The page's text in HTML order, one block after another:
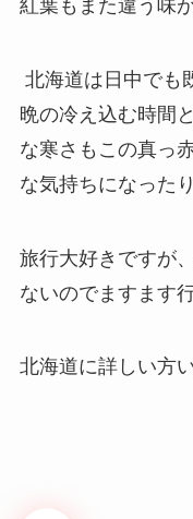
紅葉もまた違う味
北海道は日中でも
晩の冷え込む時間
な寒さもこの真っ
な気持ちになった
旅行大好きですが
ないのでますます
北海道に詳しい方